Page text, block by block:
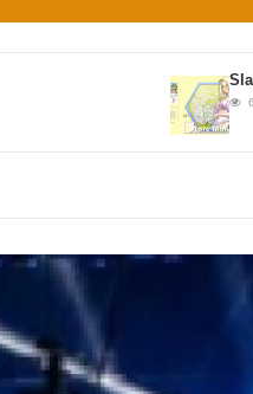
Slave
60028